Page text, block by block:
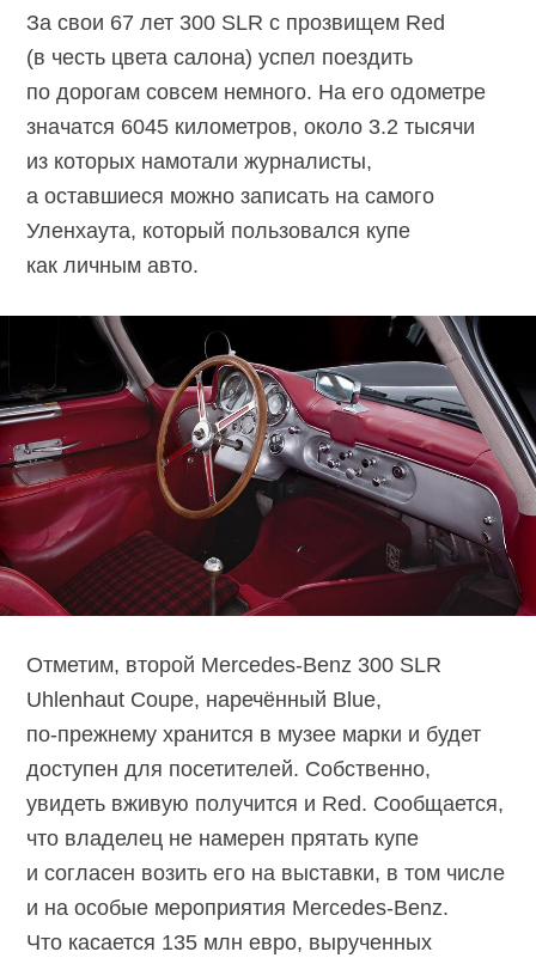
За свои 67 лет 300 SLR с прозвищем Red
(в честь цвета салона) успел поездить
по дорогам совсем немного. На его одометре
значатся 6045 километров, около 3.2 тысячи
из которых намотали журналисты,
а оставшиеся можно записать на самого
Уленхаута, который пользовался купе
как личным авто.
Отметим, второй Mercedes-Benz 300 SLR
Uhlenhaut Coupe, наречённый Blue,
по-прежнему хранится в музее марки и будет
доступен для посетителей. Собственно,
увидеть вживую получится и Red. Сообщается,
что владелец не намерен прятать купе
и согласен возить его на выставки, в том числе
и на особые мероприятия Mercedes-Benz.
Что касается 135 млн евро, вырученных